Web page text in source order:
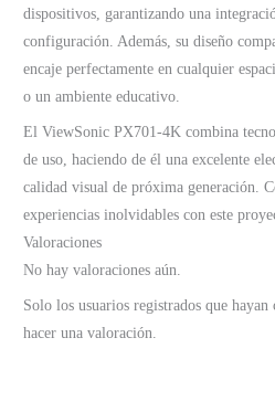
dispositivos, garantizando una
configuración. Además, su diseño
encaje perfectamente en cualquier
o un ambiente educativo.
El ViewSonic PX701-4K combina
de uso, haciendo de él una excelente
calidad visual de próxima generación.
experiencias inolvidables con este
Valoraciones
No hay valoraciones aún.
Solo los usuarios registrados que
hacer una valoración.